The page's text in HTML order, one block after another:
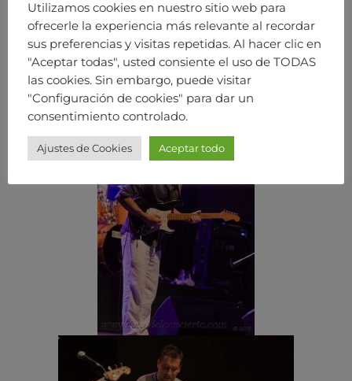
Utilizamos cookies en nuestro sitio web para
ofrecerle la experiencia más relevante al recordar
sus preferencias y visitas repetidas. Al hacer clic en
"Aceptar todas", usted consiente el uso de TODAS
las cookies. Sin embargo, puede visitar
"Configuración de cookies" para dar un
consentimiento controlado.
Ajustes de Cookies Aceptar todo